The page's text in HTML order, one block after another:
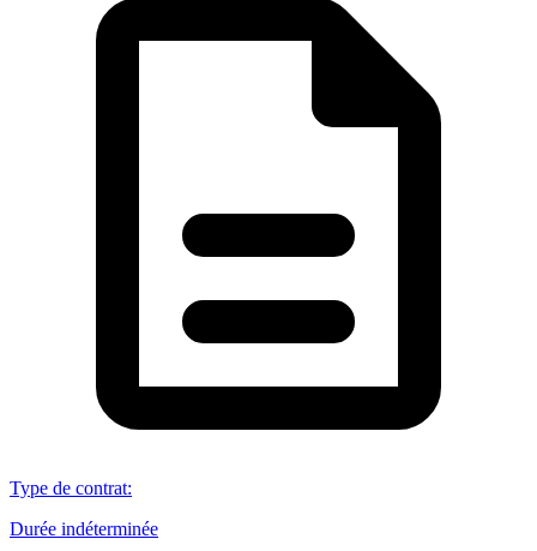
Type de contrat:
Durée indéterminée